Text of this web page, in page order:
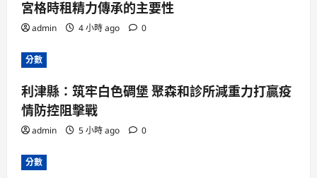
宮格時租精力傳承的主要性
admin 4 小時 ago 0
分數
利津縣：筑牢白色碉堡 聚森和診所減重力打贏疫
情防控阻擊戰
admin 5 小時 ago 0
分數